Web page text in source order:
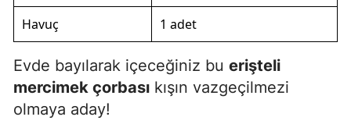
Ardahan
Havuç 1 adet
Evde bayılarak içeceğiniz bu erişteli
mercimek çorbası kışın vazgeçilmezi
olmaya aday!